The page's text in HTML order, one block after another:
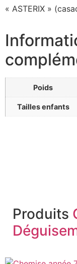
« ASTERIX »
Poids
Tailles enfants
Produits